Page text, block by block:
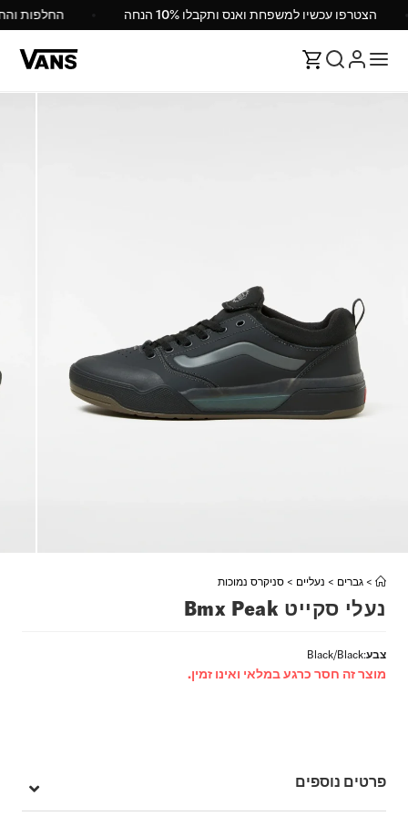
הצטרפו עכשיו למשפחת ואנס ותקבלו 10% הנחה החלפות
> גברים > נעליים > סניקרס נמוכות
נעלי סקייט Bmx Peak
צבע:
Black/Black
מוצר זה חסר כרגע במלאי ואינו זמין.
פרטים נוספים